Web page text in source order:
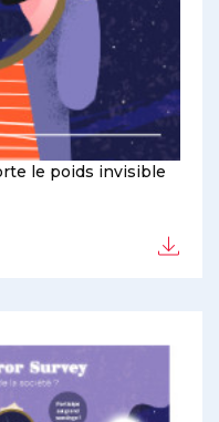
le poids invisible